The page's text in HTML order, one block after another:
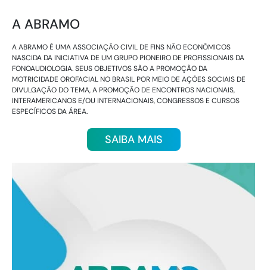
A ABRAMO
A ABRAMO É UMA ASSOCIAÇÃO CIVIL DE FINS NÃO ECONÔMICOS
NASCIDA DA INICIATIVA DE UM GRUPO PIONEIRO DE PROFISSIONAIS DA
FONOAUDIOLOGIA. SEUS OBJETIVOS SÃO A PROMOÇÃO DA
MOTRICIDADE OROFACIAL NO BRASIL POR MEIO DE AÇÕES SOCIAIS DE
DIVULGAÇÃO DO TEMA, A PROMOÇÃO DE ENCONTROS NACIONAIS,
INTERAMERICANOS E/OU INTERNACIONAIS, CONGRESSOS E CURSOS
ESPECÍFICOS DA ÁREA.
SAIBA MAIS